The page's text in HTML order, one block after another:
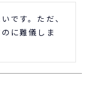
です。ただ、
に難儀しま